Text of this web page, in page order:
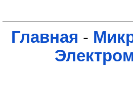
Главная -